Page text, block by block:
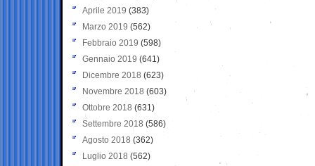
Aprile 2019 (383)
Marzo 2019 (562)
Febbraio 2019 (598)
Gennaio 2019 (641)
Dicembre 2018 (623)
Novembre 2018 (603)
Ottobre 2018 (631)
Settembre 2018 (586)
Agosto 2018 (362)
Luglio 2018 (562)